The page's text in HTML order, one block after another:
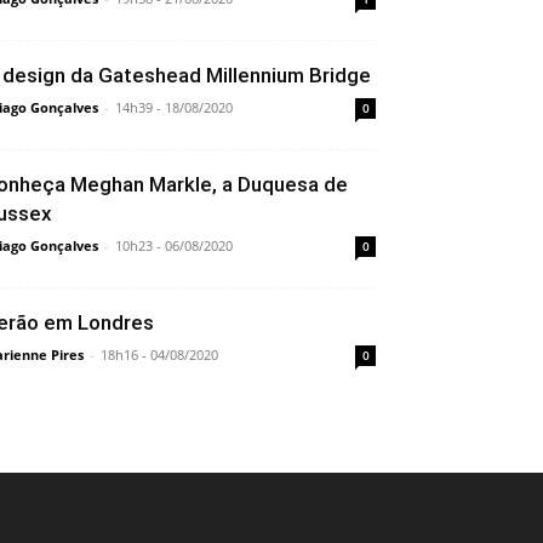
design da Gateshead Millennium Bridge
Gonçalves - 14h39 - 18/08/2020 0
Meghan Markle, a Duquesa de
Gonçalves - 10h23 - 06/08/2020 0
em Londres
Pires - 18h16 - 04/08/2020 0